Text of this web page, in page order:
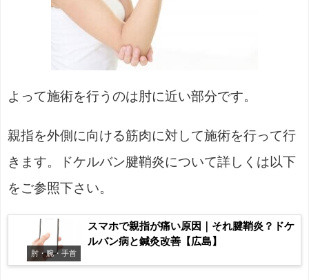
よって施術を行うのは肘に近い部分です。
親指を外側に向ける筋肉に対して施術を行って行
きます。ドケルバン腱鞘炎について詳しくは以下
をご参照下さい。
肘・腕・手首
スマホで親指が痛い原因｜それ腱鞘炎？ドケ
ルバン病と鍼灸改善【広島】